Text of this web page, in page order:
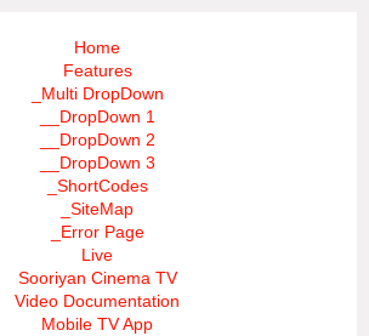
Home
Features
_Multi DropDown
__DropDown 1
__DropDown 2
__DropDown 3
_ShortCodes
_SiteMap
_Error Page
Live
Sooriyan Cinema TV
Video Documentation
Mobile TV App